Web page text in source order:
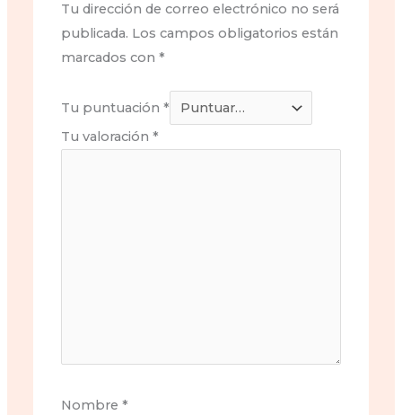
Tu dirección de correo electrónico no será
publicada. Los campos obligatorios están
marcados con*
Tu puntuación*
Tu valoración*
Nombre*